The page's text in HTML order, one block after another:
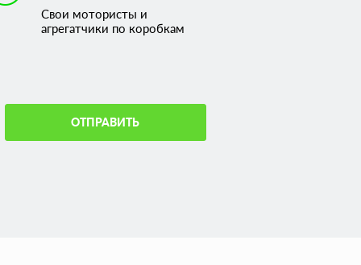
Свои мотористы и
агрегатчики по коробкам
ОТПРАВИТЬ